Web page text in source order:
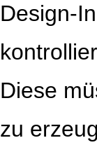
Design-
Diese
zu